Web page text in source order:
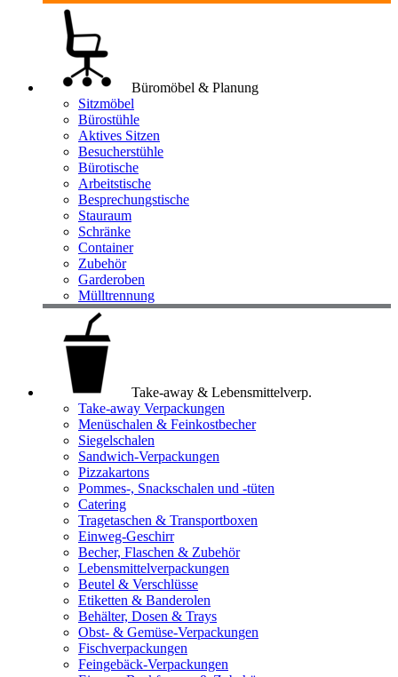
Büromöbel & Planung
Sitzmöbel
Bürostühle
Aktives Sitzen
Besucherstühle
Bürotische
Arbeitstische
Besprechungstische
Stauraum
Schränke
Container
Zubehör
Garderoben
Mülltrennung
Take-away & Lebensmittelverp.
Take-away Verpackungen
Menüschalen & Feinkostbecher
Siegelschalen
Sandwich-Verpackungen
Pizzakartons
Pommes-, Snackschalen und -tüten
Catering
Tragetaschen & Transportboxen
Einweg-Geschirr
Becher, Flaschen & Zubehör
Lebensmittelverpackungen
Beutel & Verschlüsse
Etiketten & Banderolen
Behälter, Dosen & Trays
Obst- & Gemüse-Verpackungen
Fischverpackungen
Feingebäck-Verpackungen